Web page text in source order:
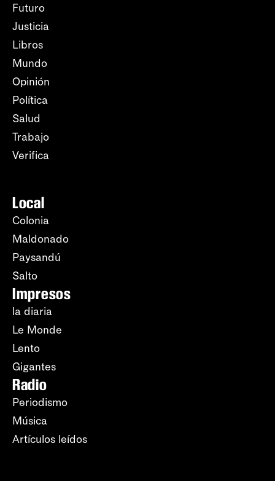
Futuro
Justicia
Libros
Mundo
Opinión
Política
Salud
Trabajo
Verifica
Local
Colonia
Maldonado
Paysandú
Salto
Impresos
la diaria
Le Monde
Lento
Gigantes
Radio
Periodismo
Música
Artículos leídos